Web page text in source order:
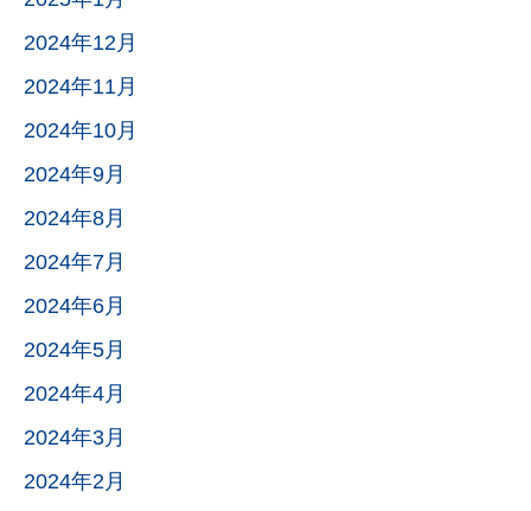
2024年12月
2024年11月
2024年10月
2024年9月
2024年8月
2024年7月
2024年6月
2024年5月
2024年4月
2024年3月
2024年2月